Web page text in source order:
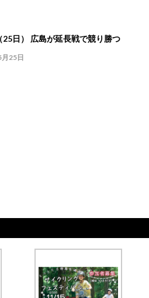
日） 広島が延長戦で競り勝つ
25日